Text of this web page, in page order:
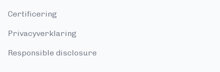
Certificering
Privacyverklaring
Responsible disclosure